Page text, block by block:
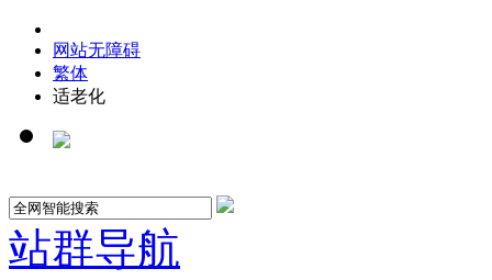
网站无障碍
繁体
适老化
站群导航